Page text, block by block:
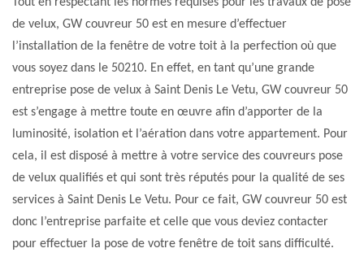
de velux, GW couvreur 50 est en mesure d’effectuer
l’installation de la fenêtre de votre toit à la perfection où que
vous soyez dans le 50210. En effet, en tant qu’une grande
entreprise pose de velux à Saint Denis Le Vetu, GW couvreur 50
est s’engage à mettre toute en œuvre afin d’apporter de la
luminosité, isolation et l’aération dans votre appartement. Pour
cela, il est disposé à mettre à votre service des couvreurs pose
de velux qualifiés et qui sont très réputés pour la qualité de ses
services à Saint Denis Le Vetu. Pour ce fait, GW couvreur 50 est
donc l’entreprise parfaite et celle que vous deviez contacter
pour effectuer la pose de votre fenêtre de toit sans difficulté.